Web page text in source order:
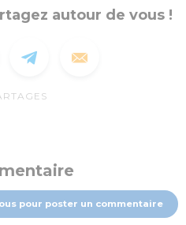
autour de vous !
pour poster un commentaire